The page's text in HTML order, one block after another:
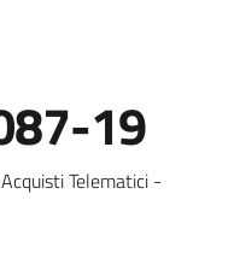
19
Telematici -